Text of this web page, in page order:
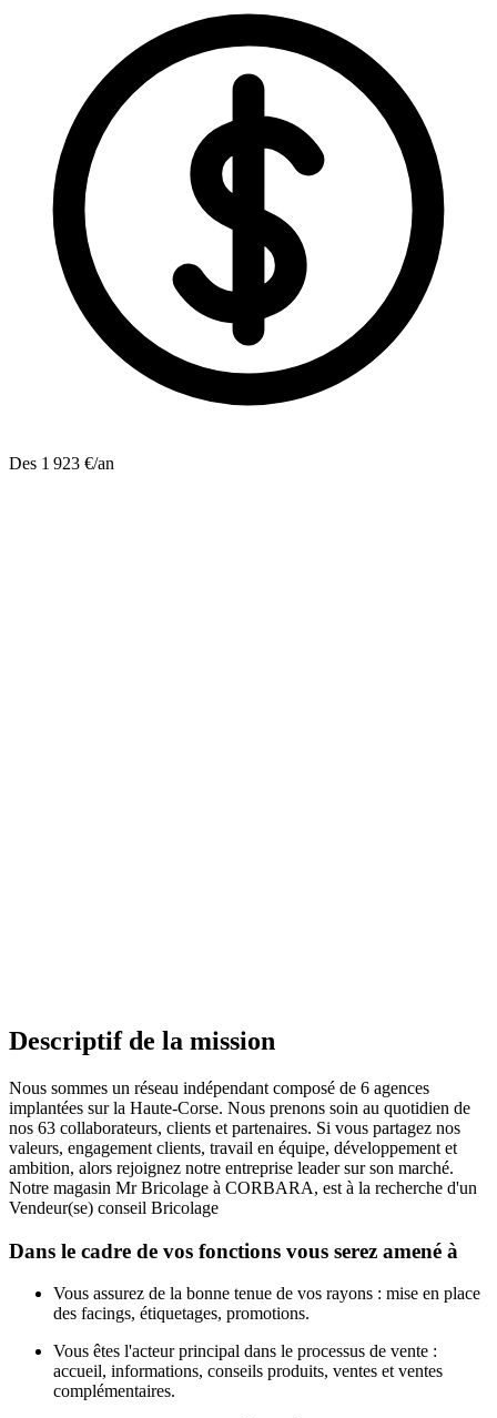
Des 1 923 €/an
Descriptif de la mission
Nous sommes un réseau indépendant composé de 6 agences
implantées sur la Haute-Corse. Nous prenons soin au quotidien de
nos 63 collaborateurs, clients et partenaires. Si vous partagez nos
valeurs, engagement clients, travail en équipe, développement et
ambition, alors rejoignez notre entreprise leader sur son marché.
Notre magasin Mr Bricolage à CORBARA, est à la recherche d'un
Vendeur(se) conseil Bricolage
Dans le cadre de vos fonctions vous serez amené à
Vous assurez de la bonne tenue de vos rayons : mise en place
des facings, étiquetages, promotions.
Vous êtes l'acteur principal dans le processus de vente :
accueil, informations, conseils produits, ventes et ventes
complémentaires.